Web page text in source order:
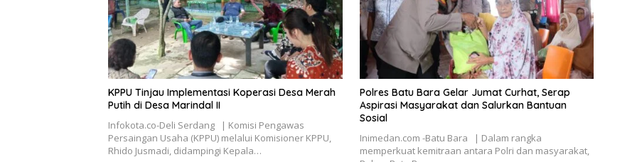
KPPU Tinjau Implementasi Koperasi Desa Merah
Putih di Desa Marindal II
Infokota.co-Deli Serdang | Komisi Pengawas
Persaingan Usaha (KPPU) melalui Komisioner KPPU,
Rhido Jusmadi, didampingi Kepala…
Polres Batu Bara Gelar Jumat Curhat, Serap
Aspirasi Masyarakat dan Salurkan Bantuan
Sosial
Inimedan.com -Batu Bara | Dalam rangka
memperkuat kemitraan antara Polri dan masyarakat,